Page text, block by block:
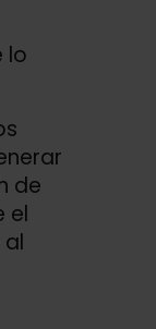
lo
de
el